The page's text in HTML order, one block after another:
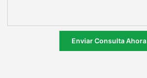
Enviar Consulta Ahora